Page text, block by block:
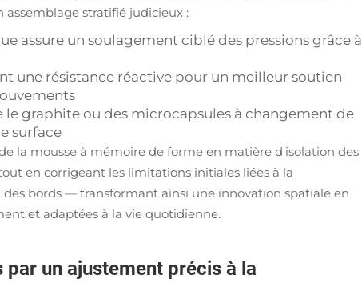
stratifié judicieux :
assure un soulagement ciblé des pressions grâce à
une résistance réactive pour un meilleur soutien
graphite ou des microcapsules à changement de
surface
la mousse à mémoire de forme en matière d'isolation des
en corrigeant les limitations initiales liées à la
bords — transformant ainsi une innovation spatiale en
et adaptées à la vie quotidienne.
un ajustement précis à la